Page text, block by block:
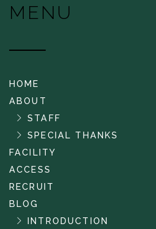
MENU
HOME
ABOUT
STAFF
SPECIAL THANKS
FACILITY
ACCESS
RECRUIT
BLOG
INTRODUCTION